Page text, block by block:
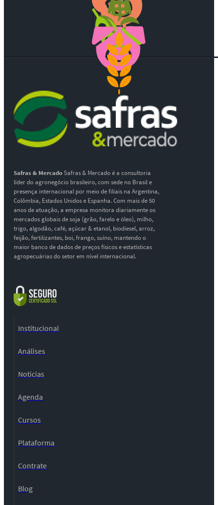
Safras & MercadoSafras & Mercado é a consultoria
líder do agronegócio brasileiro, com sede no Brasil e
presença internacional por meio de filiais na Argentina,
Colômbia, Estados Unidos e Espanha. Com mais de 50
anos de atuação, a empresa monitora diariamente os
mercados globais de soja (grão, farelo e óleo), milho,
trigo, algodão, café, açúcar & etanol, biodiesel, arroz,
feijão, fertilizantes, boi, frango, suíno, mantendo o
maior banco de dados de preços físicos e estatísticas
agropecuárias do setor em nível internacional.
Institucional
Análises
Notícias
Agenda
Cursos
Plataforma
Contrate
Blog